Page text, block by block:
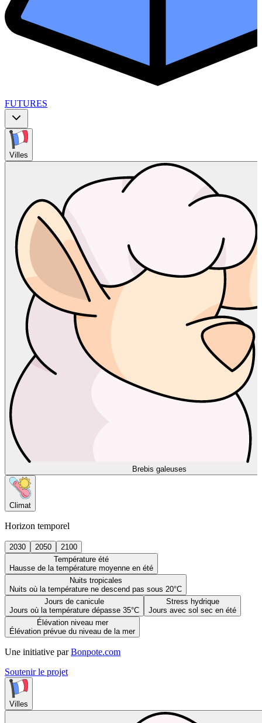
FUTURES
Villes
Brebis galeuses
Climat
Horizon temporel
2030 2050
2100
Température été
Hausse de la température moyenne en été
Nuits tropicales
Nuits où la température ne descend pas sous 20°C
Jours de canicule
Jours où la température dépasse 35°C
Stress hydrique
Jours avec sol sec en été
Élévation niveau mer
Élévation prévue du niveau de la mer
Une initiative par Bonpote.com
Soutenir le projet
Villes